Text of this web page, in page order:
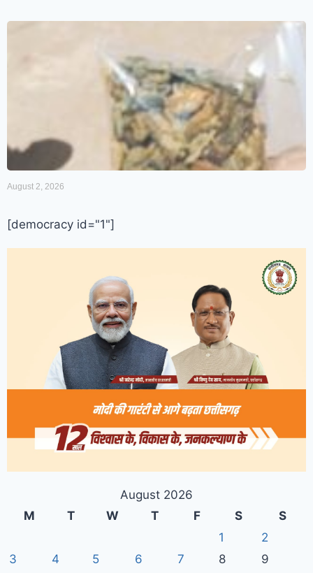
August 2, 2026
[democracy id="1"]
August 2026
M
T W T F S
S
1
2
3
4 5 6 7 8
9